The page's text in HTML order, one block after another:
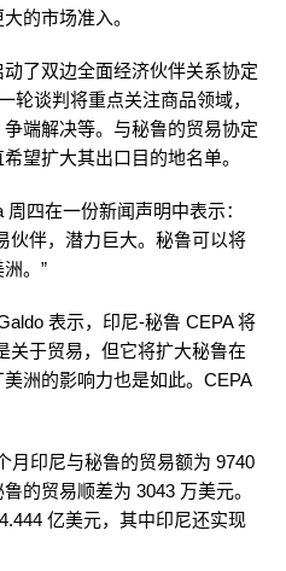
的市场准入。
了双边全面经济伙伴关系协定
轮谈判将重点关注商品领域，
端解决等。与秘鲁的贸易协定
望扩大其出口目的地名单。
四在一份新闻声明中表示：
伙伴，潜力巨大。秘鲁可以将
。”
表示，印尼-秘鲁 CEPA 将
关于贸易，但它将扩大秘鲁在
洲的影响力也是如此。CEPA
月印尼与秘鲁的贸易额为 9740
的贸易顺差为 3043 万美元。
亿美元，其中印尼还实现